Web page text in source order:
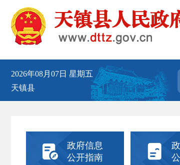
2026年08月07日 星期五
天镇县

政府信息
公开指南
